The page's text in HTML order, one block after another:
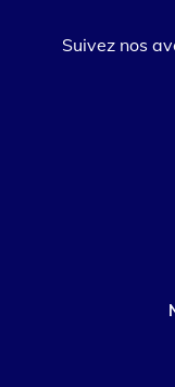
Suivez nos